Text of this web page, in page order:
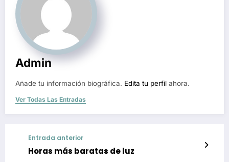
Admin
Añade tu información biográfica. Edita tu perfil ahora.
Ver Todas Las Entradas
Entrada anterior
Horas más baratas de luz